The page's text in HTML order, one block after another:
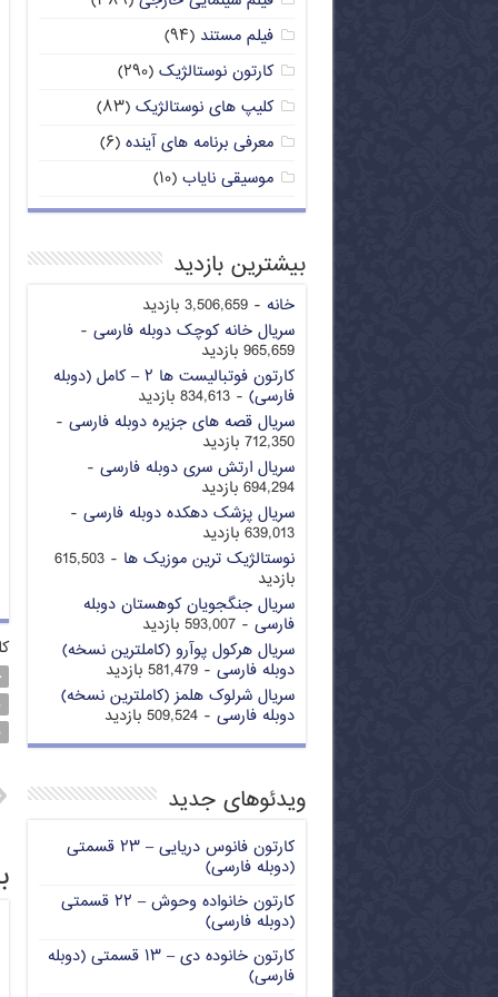
فیلم مستند (۹۴)
کارتون نوستالژیک (۲۹۰)
کلیپ های نوستالژیک (۸۳)
معرفی برنامه های آینده (۶)
موسیقی نایاب (۱۰)
بیشترین بازدید
خانه - 3,506,659 بازدید
سریال خانه کوچک دوبله فارسی -
965,659 بازدید
کارتون فوتبالیست ها ۲ – کامل (دوبله
فارسی) - 834,613 بازدید
سریال قصه های جزیره دوبله فارسی -
712,350 بازدید
سریال ارتش سری دوبله فارسی -
694,294 بازدید
سریال پزشک دهکده دوبله فارسی -
639,013 بازدید
نوستالژیک ترین موزیک ها
- 615,503
بازدید
سریال جنگجویان کوهستان دوبله
فارسی - 593,007 بازدید
سریال هرکول پوآرو (کاملترین نسخه)
دوبله فارسی - 581,479 بازدید
سریال شرلوک هلمز (کاملترین نسخه)
دوبله فارسی - 509,524 بازدید
ویدئوهای جدید
کارتون فانوس دریایی – ۲۳ قسمتی
(دوبله فارسی)
کارتون خانواده وحوش – ۲۲ قسمتی
(دوبله فارسی)
کارتون خانوده دی – ۱۳ قسمتی (دوبله
فارسی)